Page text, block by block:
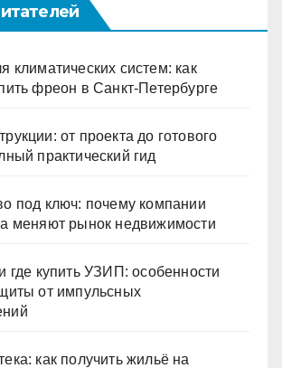
климатических систем: как
фреон в Санкт-Петербурге
от проекта до готового
практический гид
под ключ: почему компании
меняют рынок недвижимости
где купить УЗИП: особенности
от импульсных
как получить жильё на